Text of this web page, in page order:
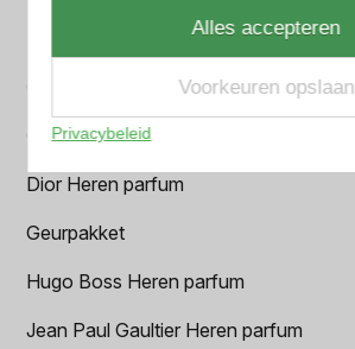
BVLGARI Heren parfum
Chanel Heren parfum
Creed heren parfum
Dior Heren parfum
Geurpakket
Hugo Boss Heren parfum
Jean Paul Gaultier Heren parfum
Alles accepteren
Voorkeuren opslaan
Privacybeleid